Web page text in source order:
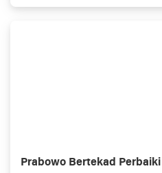
Prabowo Bertekad